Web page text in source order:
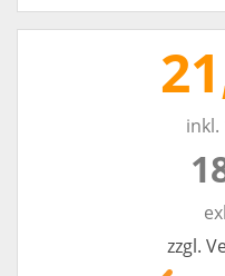
inkl.
zzgl.